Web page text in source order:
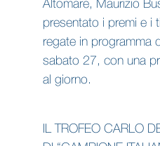
Altomare, Maurizio
presentato i premi e i
regate in programma
sabato 27, con una
al giorno.
IL TROFEO CARLO